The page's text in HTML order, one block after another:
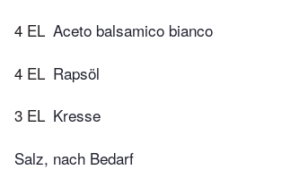
4 EL Aceto balsamico bianco
4 EL Rapsöl
3 EL Kresse
Salz, nach Bedarf